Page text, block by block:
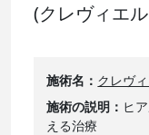
(クレヴィエ
施術名
クレヴ
施術の説明
ヒ
える治療